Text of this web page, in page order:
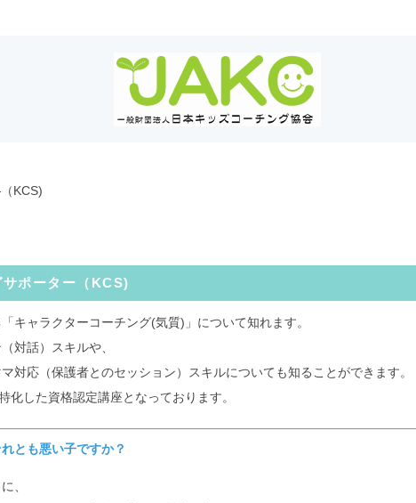
KCS)
サポーター（KCS)
キャラクターコーチング(気質)」について知れます。
対話）スキルや、
対応（保護者とのセッション）スキルについても知ることができます。
化した資格認定講座となっております。
とも悪い子ですか？
、